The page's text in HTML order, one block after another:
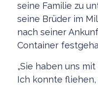
seine Familie zu
seine Brüder im
nach seiner
Container
„Sie haben uns
Ich konnte